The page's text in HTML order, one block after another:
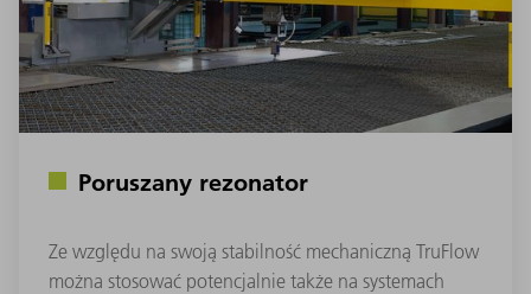
Poruszany rezonator
Ze względu na swoją stabilność mechaniczną TruFlow
można stosować potencjalnie także na systemach